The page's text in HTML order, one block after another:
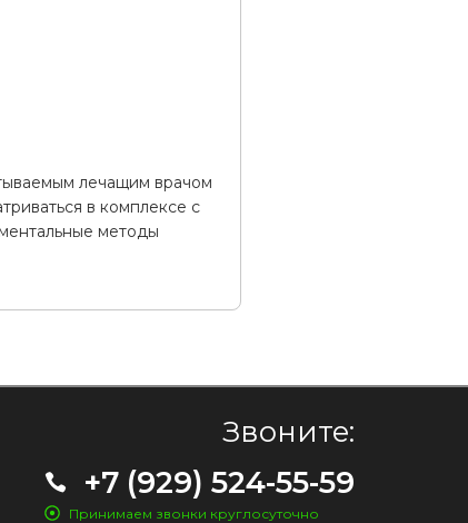
лечащим врачом
в комплексе с
методы
Звоните:
+7 (929) 524-55-59
Принимаем звонки круглосуточно